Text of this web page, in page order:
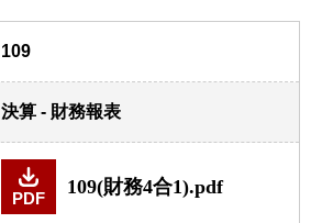
109
決算 - 財務報表
PDF
109(財務4合1).pdf